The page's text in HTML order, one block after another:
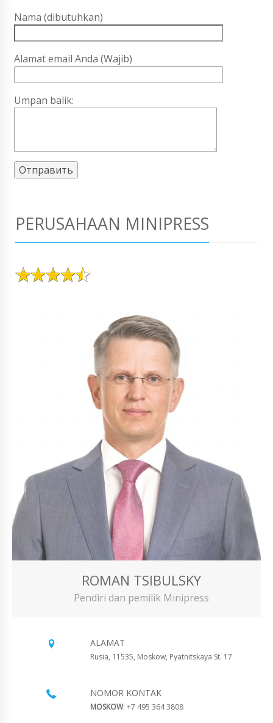
Nama (dibutuhkan)
Alamat email Anda (Wajib)
Umpan balik:
PERUSAHAAN MINIPRESS
ROMAN TSIBULSKY
Pendiri dan pemilik Minipress
ALAMAT
Rusia, 11535, Moskow, Pyatnitskaya St. 17
NOMOR KONTAK
MOSKOW: +7 495 364 3808